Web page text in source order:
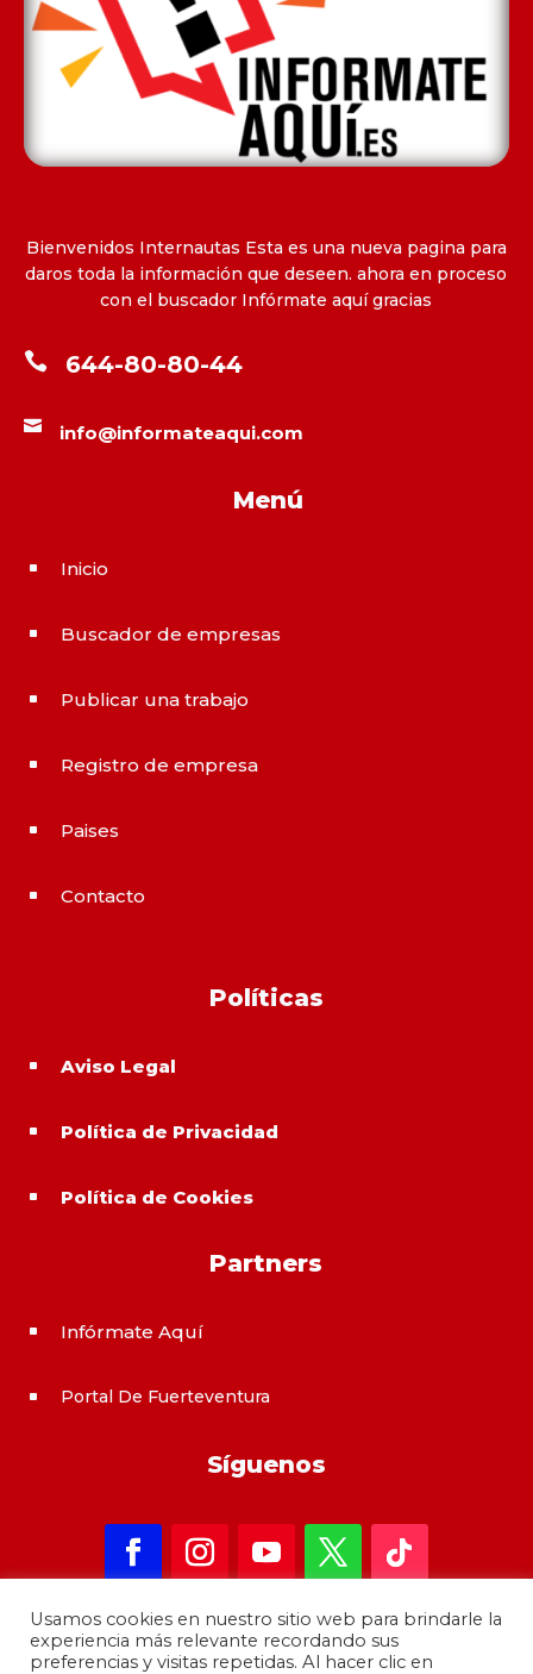
Bienvenidos Internautas Esta es una nueva pagina para
daros toda la información que deseen. ahora en proceso
con el buscador Infórmate aquí gracias
 644-80-80-44
 info@informateaqui.com
Menú
^ Inicio
^ Buscador de empresas
^ Publicar una trabajo
^ Registro de empresa
^ Paises
^ Contacto
Políticas
^ Aviso Legal
^ Política de Privacidad
^ Política de Cookies
Partners
^ Infórmate Aquí
^ Portal De Fuerteventura
Síguenos
Usamos cookies en nuestro sitio web para brindarle la
experiencia más relevante recordando sus
preferencias y visitas repetidas. Al hacer clic en